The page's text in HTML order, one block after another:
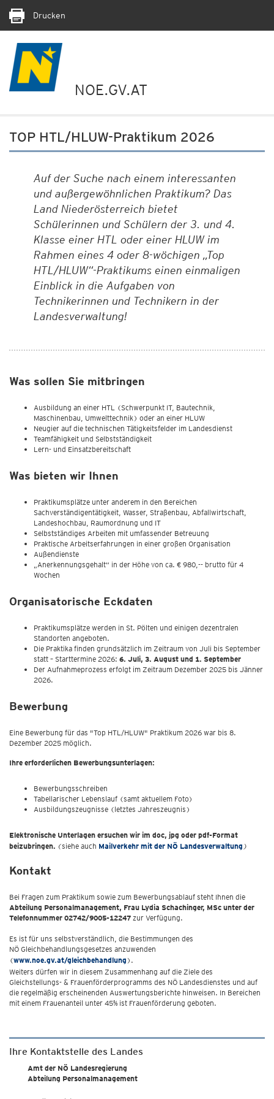
Drucken
NOE.GV.AT
TOP HTL/HLUW-Praktikum 2026
Auf der Suche nach einem interessanten
und außergewöhnlichen Praktikum? Das
Land Niederösterreich bietet
Schülerinnen und Schülern der 3. und 4.
Klasse einer HTL oder einer HLUW im
Rahmen eines 4 oder 8-wöchigen „Top
HTL/HLUW“-Praktikums einen einmaligen
Einblick in die Aufgaben von
Technikerinnen und Technikern in der
Landesverwaltung!
Was sollen Sie mitbringen
Ausbildung an einer HTL (Schwerpunkt IT, Bautechnik,
Maschinenbau, Umwelttechnik) oder an einer HLUW
Neugier auf die technischen Tätigkeitsfelder im Landesdienst
Teamfähigkeit und Selbstständigkeit
Lern- und Einsatzbereitschaft
Was bieten wir Ihnen
Praktikumsplätze unter anderem in den Bereichen
Sachverständigentätigkeit, Wasser, Straßenbau, Abfallwirtschaft,
Landeshochbau, Raumordnung und IT
Selbstständiges Arbeiten mit umfassender Betreuung
Praktische Arbeitserfahrungen in einer großen Organisation
Außendienste
„Anerkennungsgehalt“ in der Höhe von ca. € 980,-- brutto für 4
Wochen
Organisatorische Eckdaten
Praktikumsplätze werden in St. Pölten und einigen dezentralen
Standorten angeboten.
Die Praktika finden grundsätzlich im Zeitraum von Juli bis September
statt – Starttermine 2026: 6. Juli, 3. August und 1. September
Der Aufnahmeprozess erfolgt im Zeitraum Dezember 2025 bis Jänner
2026.
Bewerbung
Eine Bewerbung für das "Top HTL/HLUW" Praktikum 2026 war bis 8.
Dezember 2025 möglich.
Ihre erforderlichen Bewerbungsunterlagen:
Bewerbungsschreiben
Tabellarischer Lebenslauf (samt aktuellem Foto)
Ausbildungszeugnisse (letztes Jahreszeugnis)
Elektronische Unterlagen ersuchen wir im doc, jpg oder pdf-Format
beizubringen. (siehe auch Mailverkehr mit der NÖ Landesverwaltung )
Kontakt
Bei Fragen zum Praktikum sowie zum Bewerbungsablauf steht Ihnen die
Abteilung Personalmanagement, Frau Lydia Schachinger, MSc unter der
Telefonnummer 02742/9005-12247 zur Verfügung.
Es ist für uns selbstverständlich, die Bestimmungen des
NÖ Gleichbehandlungsgesetzes anzuwenden
(www.noe.gv.at/gleichbehandlung).
Weiters dürfen wir in diesem Zusammenhang auf die Ziele des
Gleichstellungs- & Frauenförderprogramms des NÖ Landesdienstes und auf
die regelmäßig erscheinenden Auswertungsberichte hinweisen. In Bereichen
mit einem Frauenanteil unter 45% ist Frauenförderung geboten.
Ihre Kontaktstelle des Landes
Amt der NÖ Landesregierung
Abteilung Personalmanagement